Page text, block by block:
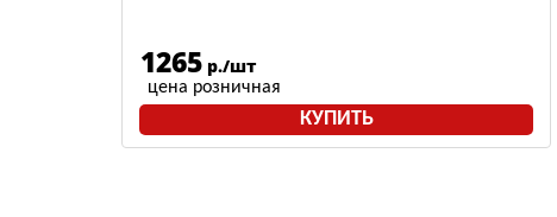
1265 р./шт
цена розничная
КУПИТЬ